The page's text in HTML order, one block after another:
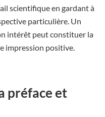
scientifique en gardant à
particulière. Un
intérêt peut constituer la
impression positive.
préface et